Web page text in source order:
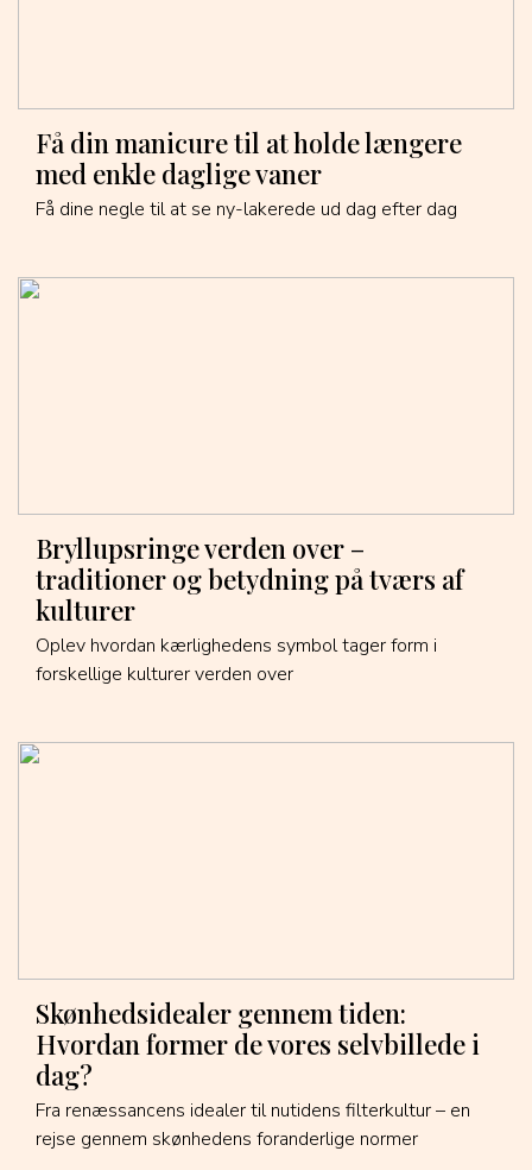
Få din manicure til at holde længere
med enkle daglige vaner
Få dine negle til at se ny-lakerede ud dag efter dag
Bryllupsringe verden over –
traditioner og betydning på tværs af
kulturer
Oplev hvordan kærlighedens symbol tager form i
forskellige kulturer verden over
Skønhedsidealer gennem tiden:
Hvordan former de vores selvbillede i
dag?
Fra renæssancens idealer til nutidens filterkultur – en
rejse gennem skønhedens foranderlige normer